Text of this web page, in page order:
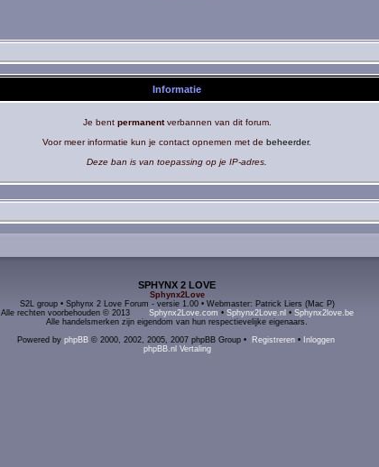
Informatie
Je bent permanentverbannen van dit forum.
Voor meer informatie kun je contact opnemen met de beheerder.
Deze ban is van toepassing op je IP-adres.
SPHYNX 2 LOVE
Sphynx2Love
S2L group • Sphynx 2 Love Forum - versie 1.00 • Webmaster: Patrick Liers (Mac P)
Alle rechten voorbehouden © 2013 Sphynx2Love.com • Sphynx2Love.nl • Sphynx2love.be
Alle handelsmerken zijn eigendom van hun respectievelijke eigenaars.
Powered by phpBB© 2000, 2002, 2005, 2007 phpBB Group • Registreren• Inloggen
phpBB.nl Vertaling